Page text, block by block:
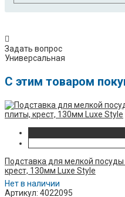
Задать вопрос
Универсальная
C этим товаром
Подставка для мелкой
крест, 130мм Luxe Style
Нет в наличии
Артикул: 4022095